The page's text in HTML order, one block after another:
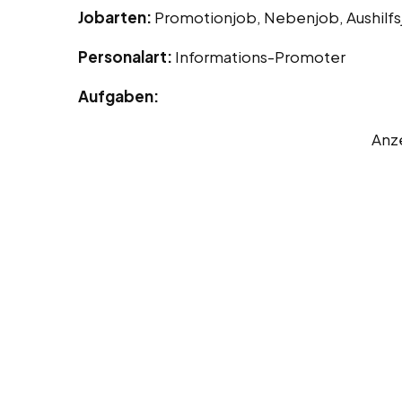
Jobarten: Promotionjob, Nebenjob,
Personalart: Informations-Promoter
Aufgaben: